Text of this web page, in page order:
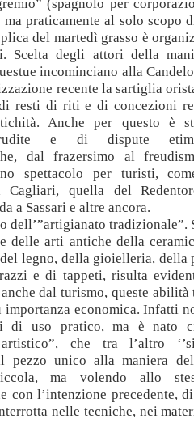
(spagnolo per
praticamente al solo scopo
del martedì grasso è
Scelta degli attori della
incominciano alla
recente la sartiglia
resti di riti e di concezioni
Anche per questo è
e di dispute
dal frazersimo al
spettacolo per turisti,
Cagliari, quella del
a Sassari e altre ancora.
dell’”artigianato tradizionale”.
delle arti antiche della
legno, della gioielleria, della
e di tappeti, risulta
dal turismo, queste
importanza economica. Infatti
di uso pratico, ma è nato
che tra l’altro ‘’si
pezzo unico alla maniera
ma volendo allo
con l’intenzione precedente,
nelle tecniche, nei